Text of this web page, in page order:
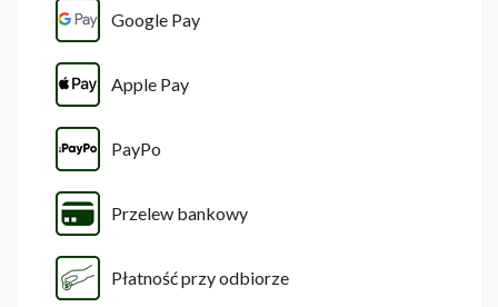
Google Pay
Apple Pay
PayPo
Przelew bankowy
Płatność przy odbiorze